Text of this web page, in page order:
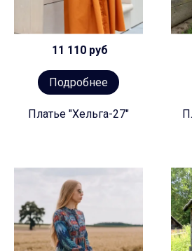
11 110 руб
Подробнее
Платье "Хельга-27"